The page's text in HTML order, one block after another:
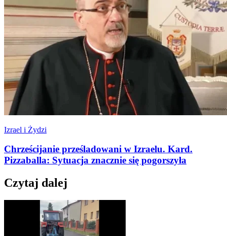
Izrael i Żydzi
Chrześcijanie prześladowani w Izraelu. Kard.
Pizzaballa: Sytuacja znacznie się pogorszyła
Czytaj dalej